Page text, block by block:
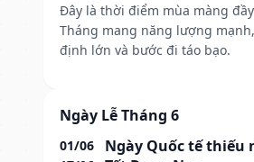
Đây là thời điểm mùa màng
Tháng mang năng lượng
định lớn và bước đi táo bạo.
Ngày Lễ Tháng 6
01/06 Ngày Quốc tế thiếu